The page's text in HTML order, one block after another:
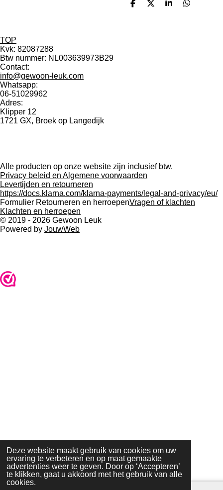
Deze website maakt gebruik van cookies om uw
ervaring te verbeteren en op maat gemaakte
advertenties weer te geven. Door op ‘Accepteren’
te klikken, gaat u akkoord met het gebruik van alle
cookies.
D
D
S
D
TOP
Kvk: 82087288
Btw nummer: NL003639973B29
Contact:
info@gewoon-leuk.com
Whatsapp:
06-51029962
Adres:
Klipper 12
1721 GX, Broek op Langedijk
c
e
b
o
o
k
n
t
e
r
e
s
t
s
t
a
g
r
a
m
Alle producten op onze website zijn inclusief btw.
Privacy beleid en Algemene voorwaarden
Levertijden en retourneren
https://docs.klarna.com/klarna-payments/legal-and-privacy/eu/
Formulier Retourneren en herroepenVragen of klachten
Klachten en herroepen
© 2019 - 2026 Gewoon Leuk
Powered by JouwWeb